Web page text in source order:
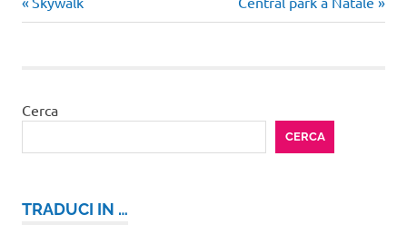
Navigazione
precedente:
successivo:
Cerca
CERCA
TRADUCI IN …